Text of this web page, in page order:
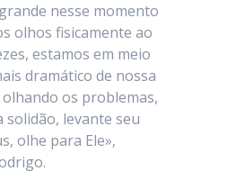
nesse momento
olhos fisicamente ao
estamos em meio
dramático de nossa
os problemas,
levante seu
olhe para Ele»,